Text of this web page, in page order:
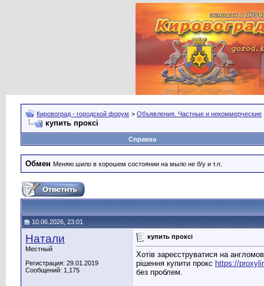
Кировоград - городской форум > Объявления. Частные и некоммерческие
купить проксі
Справка
Обмен Меняю шило в хорошем состоянии на мыло не б/у и т.п.
10.06.2026, 23:01
Натали
Местный
Регистрация: 29.01.2019
Сообщений: 1,175
купить проксі
Хотів зареєструватися на
рішення купити прокс https://
без проблем.